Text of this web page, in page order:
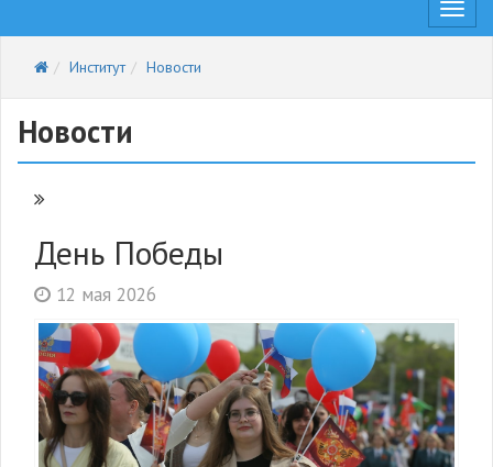
Институт
Новости
Новости
День Победы
12 мая 2026